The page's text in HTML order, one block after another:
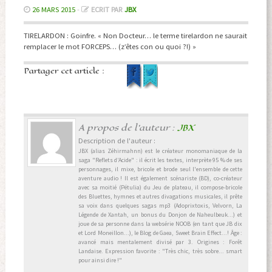
26 MARS 2015- ECRIT PAR JBX
TIRELARDON : Goinfre. « Non Docteur… le terme tirelardon ne saurait
remplacer le mot FORCEPS… (z’êtes con ou quoi ?!) »
Partager cet article :
A propos de l'auteur :JBX
Description de l'auteur :
JBX (alias Zéhirmahnn) est le créateur monomaniaque de la
saga "Reflets d’Acide" : il écrit les textes, interprète 95 % de ses
personnages, il mixe, bricole et brode seul l'ensemble de cette
aventure audio ! Il est également scénariste (BD), co-créateur
avec sa moitié (Pétulia) du Jeu de plateau, il compose-bricole
des Bluettes, hymnes et autres divagations musicales, il prête
sa voix dans quelques sagas mp3 (Adoprixtoxis, Velvorn, La
Légende de Xantah, un bonus du Donjon de Naheulbeuk...) et
joue de sa personne dans la websérie NOOB (en tant que JB dix
et Lord Moneillon...), le Blog de Gaea, Sweet Brain Effect...! Âge :
avancé mais mentalement divisé par 3. Origines : Forêt
Landaise. Expression favorite : "Très chic, très sobre... smart
pour ainsi dire !"